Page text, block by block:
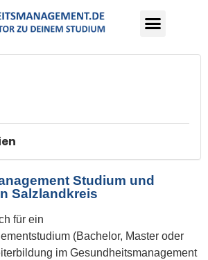
Studium und
Salzlandkreis
für ein
(Bachelor, Master oder
im Gesundheitsmanagement